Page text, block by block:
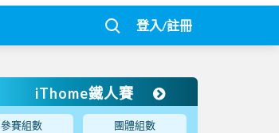
登入/註冊
iThome鐵人賽
參賽組數 團體組數